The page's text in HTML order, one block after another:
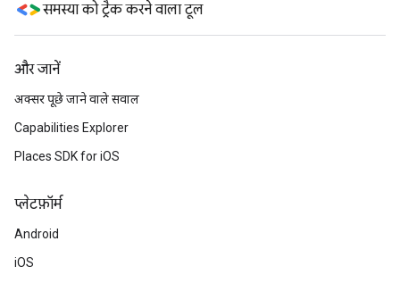
समस्या को ट्रैक करने वाला टूल
और जानें
अक्सर पूछे जाने वाले सवाल
Capabilities Explorer
Places SDK for iOS
प्‍लेटफ़ॉर्म
Android
iOS